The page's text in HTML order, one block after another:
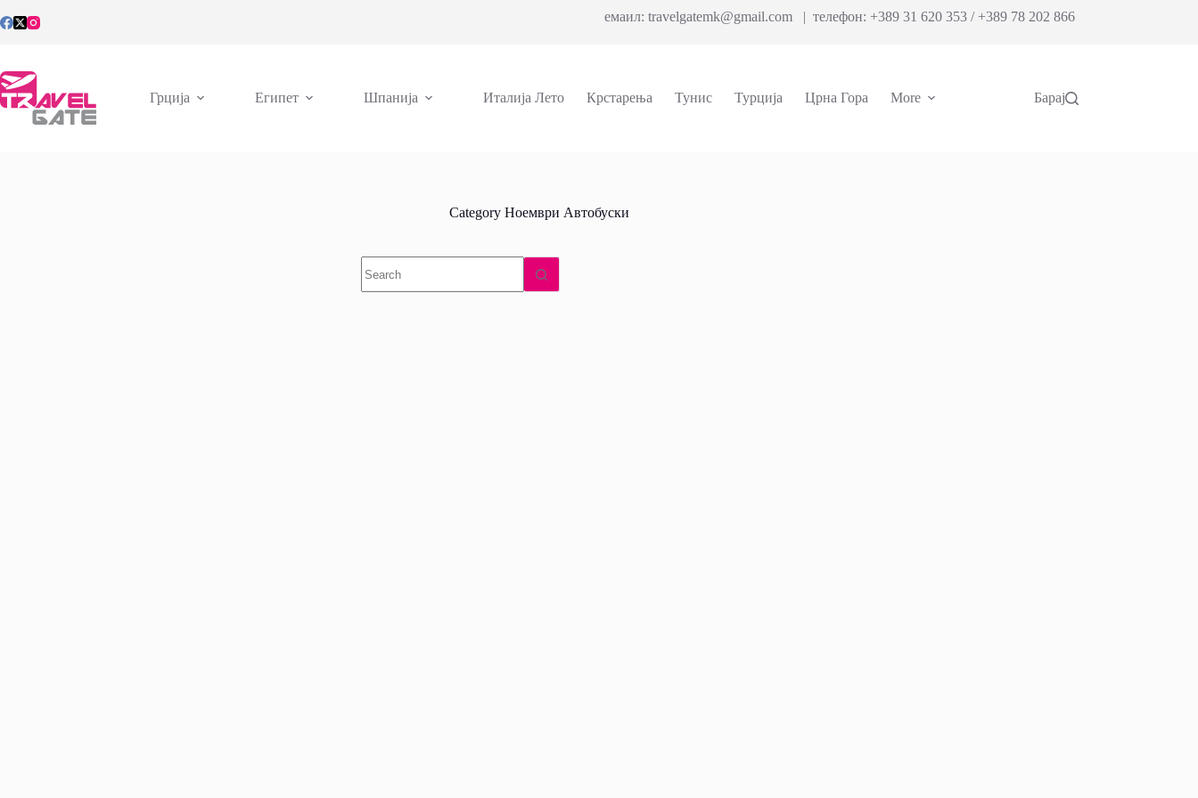
to
емаил: travelgatemk@gmail.com | телефон: +389 31 620 353 / +389 78 202 866
Грција Египет Шпанија Италија Лето Крстарења Тунис Турција Црна Гора More Барај
CategoryНоември Автобуски
results